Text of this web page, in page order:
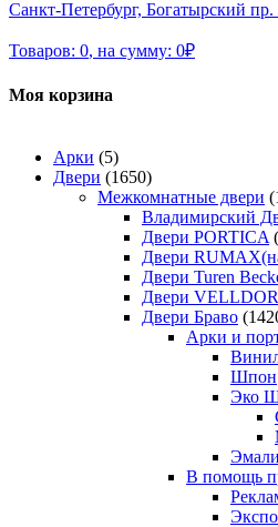
Санкт-Петербург, Богатырский пр.
Товаров: 0, на сумму: 0₽
Моя корзина
Арки (5)
Двери (1650)
Межкомнатные двери
Владимирский
Двери PORTICA
Двери
Двери Turen
Двери
Двери Браво
Арки и
Шпон
Эко
В помощь